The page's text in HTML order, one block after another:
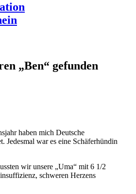
„Ben“ gefunden
haben mich Deutsche
Jedesmal war es eine Schäferhündin
wir unsere „Uma“ mit 6 1/2
schweren Herzens